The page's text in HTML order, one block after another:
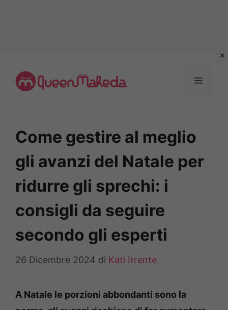
contenuto
MENU
Come gestire al meglio
gli avanzi del Natale per
ridurre gli sprechi: i
consigli da seguire
secondo gli esperti
26 Dicembre 2024 di Kati Irrente
A Natale le porzioni abbondanti sono la